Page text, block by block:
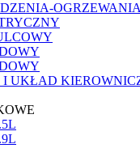
OGRZEWANIA
I UKŁAD